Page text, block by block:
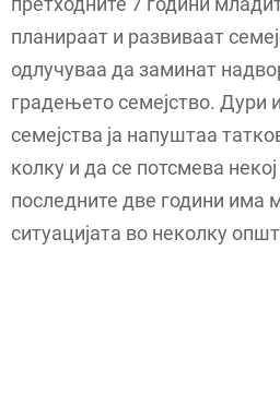
планираат и развиваат
одлучуваа да заминат
градењето семејство. Дури
семејства ја напуштаа
колку и да се потсмева
последните две години има
ситуацијата во неколку